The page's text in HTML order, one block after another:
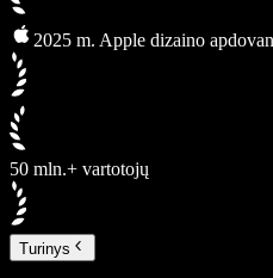
2025 m. Apple dizaino
50 mln.+ vartotojų
Turinys